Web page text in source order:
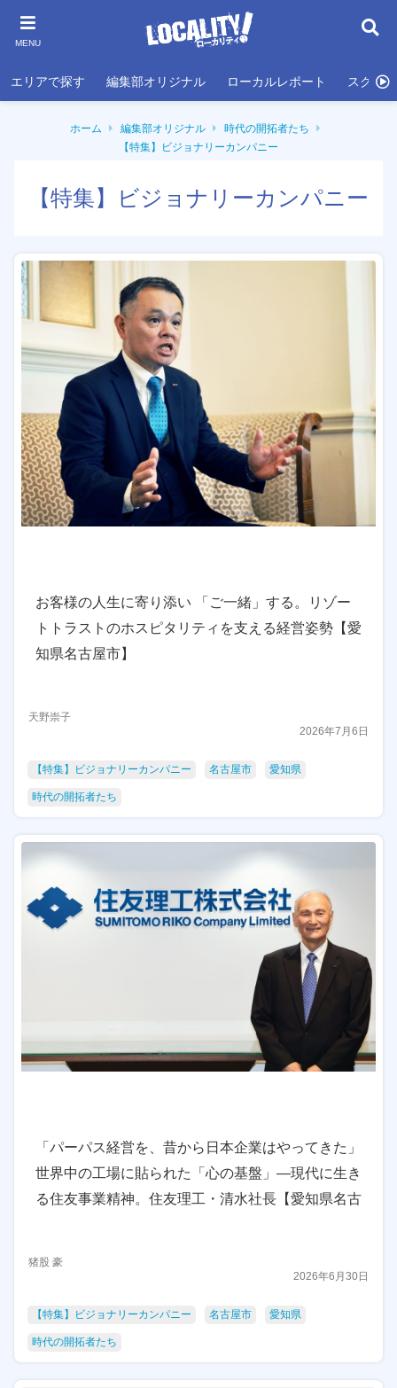
MENU
エリアで探す 編集部オリジナル ローカルレポート スクール
ホーム 編集部オリジナル
時代の開拓者たち
【特集】ビジョナリーカンパニー
【特集】ビジョナリーカンパニー
お客様の人生に寄り添い 「ご一緒」する。リゾー
トトラストのホスピタリティを支える経営姿勢【愛
知県名古屋市】
天野崇子
2026年7月6日
【特集】ビジョナリーカンパニー 名古屋市 愛知県
時代の開拓者たち
「パーパス経営を、昔から日本企業はやってきた」
世界中の工場に貼られた「心の基盤」―現代に生き
る住友事業精神。住友理工・清水社長【愛知県名古
猪股 豪
2026年6月30日
【特集】ビジョナリーカンパニー 名古屋市 愛知県
時代の開拓者たち